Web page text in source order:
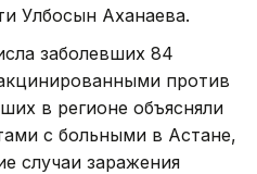
Улбосын Аханаева.
заболевших 84
против
в регионе объясняли
с больными в Астане,
случаи заражения